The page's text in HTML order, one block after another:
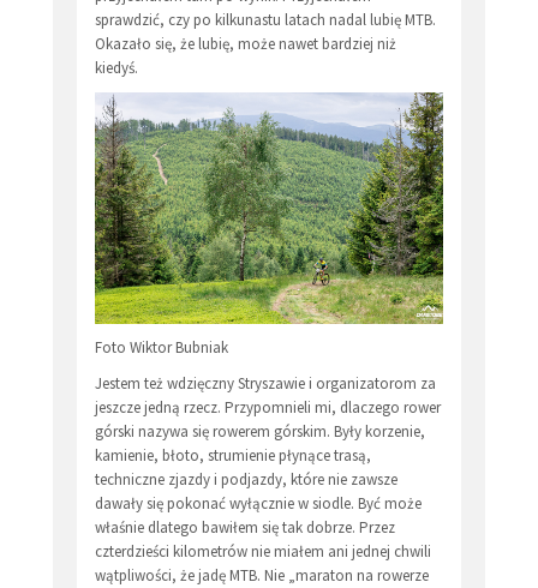
sprawdzić, czy po kilkunastu latach nadal lubię MTB.
Okazało się, że lubię, może nawet bardziej niż
kiedyś.
Foto Wiktor Bubniak
Jestem też wdzięczny Stryszawie i organizatorom za
jeszcze jedną rzecz. Przypomnieli mi, dlaczego rower
górski nazywa się rowerem górskim. Były korzenie,
kamienie, błoto, strumienie płynące trasą,
techniczne zjazdy i podjazdy, które nie zawsze
dawały się pokonać wyłącznie w siodle. Być może
właśnie dlatego bawiłem się tak dobrze. Przez
czterdzieści kilometrów nie miałem ani jednej chwili
wątpliwości, że jadę MTB. Nie „maraton na rowerze